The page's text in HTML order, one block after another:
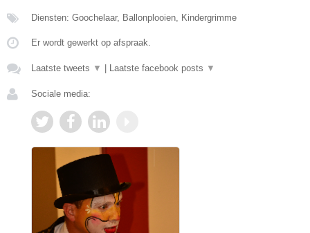
Diensten: Goochelaar, Ballonplooien, Kindergrimme
Er wordt gewerkt op afspraak.
Laatste tweets ▼ | Laatste facebook posts ▼
Sociale media: